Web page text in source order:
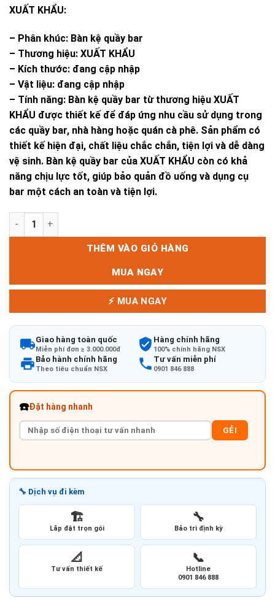
XUẤT KHẨU:
– Phân khúc: Bàn kệ quầy bar
– Thương hiệu: XUẤT KHẨU
– Kích thước: đang cập nhập
– Vật liệu: đang cập nhập
– Tính năng: Bàn kệ quầy bar từ thương hiệu XUẤT
KHẨU được thiết kế để đáp ứng nhu cầu sử dụng trong
các quầy bar, nhà hàng hoặc quán cà phê. Sản phẩm có
thiết kế hiện đại, chất liệu chắc chắn, tiện lợi và dễ dàng
vệ sinh. Bàn kệ quầy bar của XUẤT KHẨU còn có khả
năng chịu lực tốt, giúp bảo quản đồ uống và dụng cụ
bar một cách an toàn và tiện lợi.
BÀN KỆ QUẦY BAR số lượng
THÊM VÀO GIỎ HÀNG
MUA NGAY
⚡ MUA NGAY
Giao hàng toàn quốc
Miễn phí đơn ≥ 3.000.000đ
Hàng chính hãng
100% chính hãng NSX
Bảo hành chính hãng
Theo tiêu chuẩn NSX
Tư vấn miễn phí
0901 846 888
☎️Đặt hàng nhanh
GẺI
🔧 Dịch vụ đi kèm
🏗️
Lắp đặt trọn gói
🔧
Bảo trì định kỳ
📐
Tư vấn thiết kế
📞
Hotline
0901 846 888